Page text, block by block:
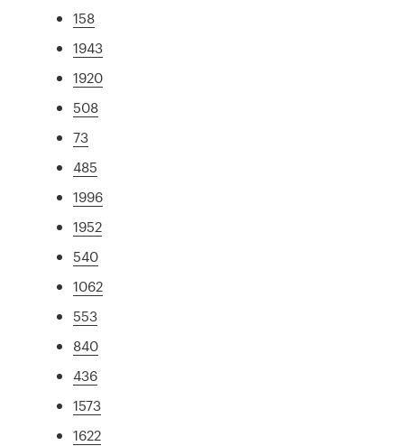
158
1943
1920
508
73
485
1996
1952
540
1062
553
840
436
1573
1622